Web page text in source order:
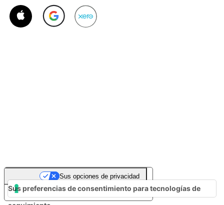
Aviso en el momento de la recogida
Sus opciones de privacidad
Sus preferencias de consentimiento para tecnologías de